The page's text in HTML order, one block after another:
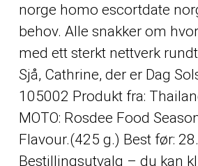
norge homo escortdate
behov. Alle snakker om
med ett sterkt nettverk
Sjå, Cathrine, der er Dag
105002 Produkt fra:
MOTO: Rosdee Food
Flavour.(425 g.) Best før:
Bestillingsutvalg – du kan